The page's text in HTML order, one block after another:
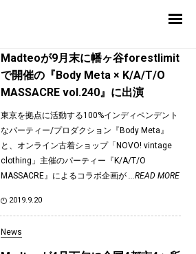
Madteoが9月末に幡ヶ谷forestlimit
で開催の『Body Meta × K/A/T/O
MASSACRE vol.240』に出演
東京を拠点に活動する100%インディペンデント
なパーティー/プロダクション『Body Meta』
と、オンライン古着ショップ「NOVO! vintage
clothing」主催のパーティー『K/A/T/O
MASSACRE』によるコラボ企画が ...READ MORE
2019.9.20
News
News
Interview
Report